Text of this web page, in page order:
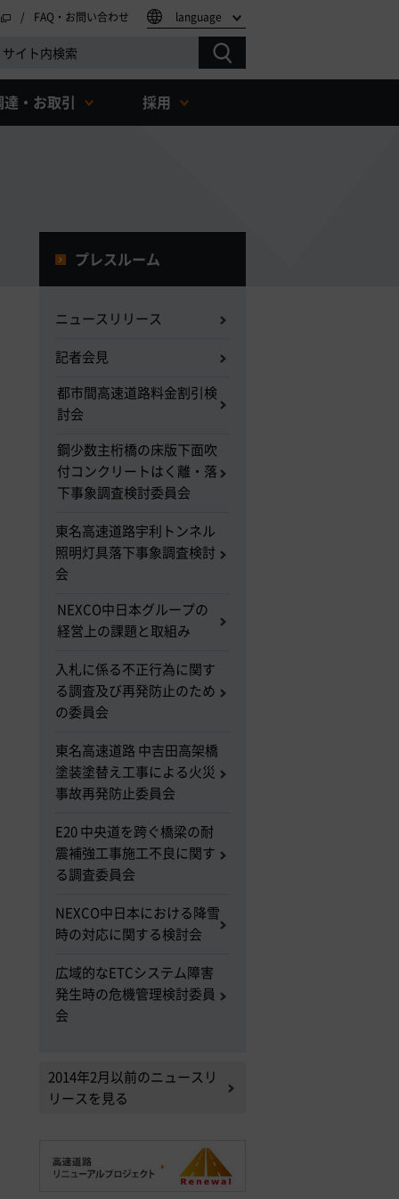
FAQ・お問い合わせ language
達・お取引 採用
プレスルーム
ニュースリリース
記者会見
都市間高速道路料金割引検
討会
鋼少数主桁橋の床版下面吹
付コンクリートはく離・落
下事象調査検討委員会
東名高速道路宇利トンネル
照明灯具落下事象調査検討
会
NEXCO中日本グループの
経営上の課題と取組み
入札に係る不正行為に関す
る調査及び再発防止のため
の委員会
東名高速道路 中吉田高架橋
塗装塗替え工事による火災
事故再発防止委員会
E20 中央道を跨ぐ橋梁の耐
震補強工事施工不良に関す
る調査委員会
NEXCO中日本における降雪
時の対応に関する検討会
広域的なETCシステム障害
発生時の危機管理検討委員
会
2014年2月以前のニュースリ
リースを見る